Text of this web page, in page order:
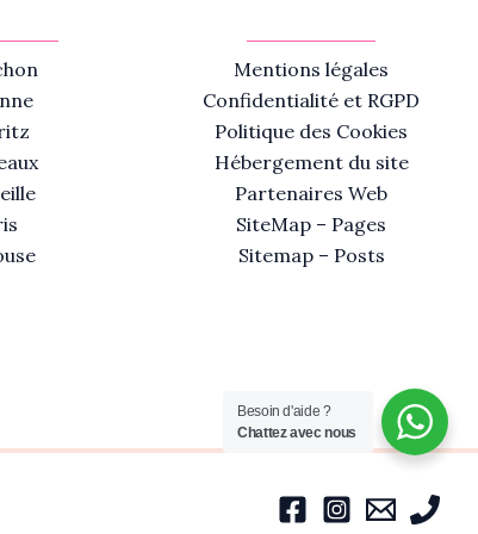
Mentions légales
Confidentialité et RGPD
Politique des Cookies
Hébergement du site
Partenaires Web
SiteMap – Pages
Sitemap – Posts
Besoin d'aide ?
Chattez avec nous